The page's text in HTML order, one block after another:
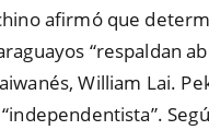
afirmó que
“respaldan
William Lai.